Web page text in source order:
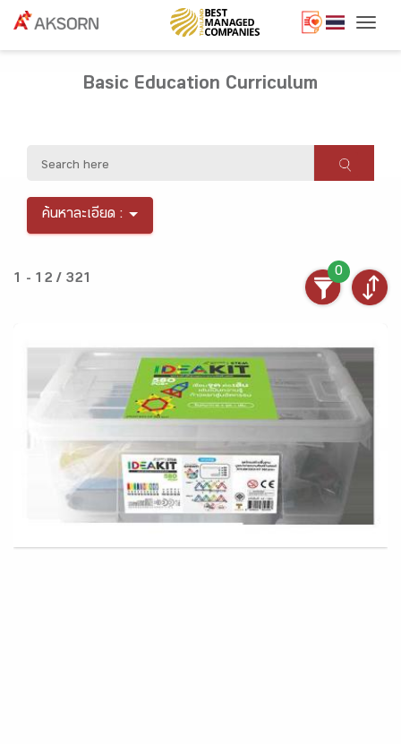
Basic Education Curriculum
ค้นหาละเอียด :
1 - 12 / 321
0